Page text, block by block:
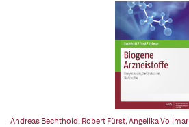
Andreas Bechthold, Robert Fürst,Angelika Vollmar